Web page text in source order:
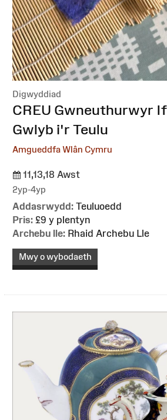
Digwyddiad
:CREU Gwneuthurwyr
Gwlyb i'r Teulu
Amgueddfa Wlân Cymru
11,13,18 Awst
2yp-4yp
Addasrwydd: Teuluoedd
Pris: £9 y plentyn
Archebu lle: Rhaid Archebu Lle
Mwy o wybodaeth